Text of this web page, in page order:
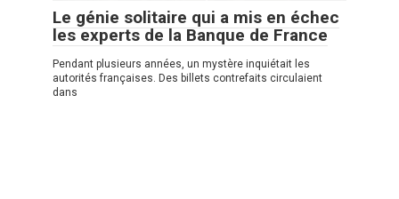
Le génie solitaire qui a mis en échec
les experts de la Banque de France
Pendant plusieurs années, un mystère inquiétait les
autorités françaises. Des billets contrefaits circulaient
dans